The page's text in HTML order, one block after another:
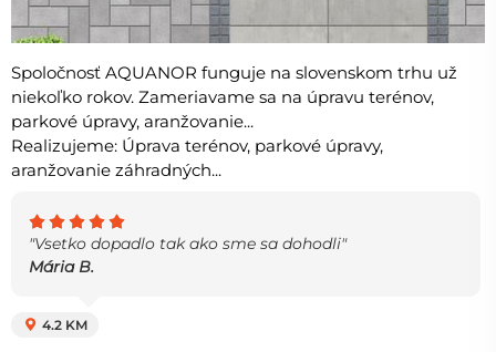
Spoločnosť AQUANOR funguje na slovenskom trhu už
niekoľko rokov. Zameriavame sa na úpravu terénov,
parkové úpravy, aranžovanie...
Realizujeme: Úprava terénov, parkové úpravy,
aranžovanie záhradných...
"Vsetko dopadlo tak ako sme sa dohodli"
Mária B.
4.2 KM